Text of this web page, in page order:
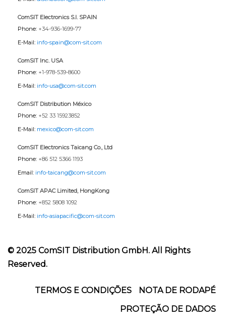
ComSIT Electronics S.l. SPAIN
Phone: +34-936-1699-77
E-Mail: info-spain@com-sit.com
ComSIT Inc. USA
Phone: +1-978-539-8600
E-Mail: info-usa@com-sit.com
ComSIT Distribution México
Phone: +52 33 15923852
E-Mail: mexico@com-sit.com
ComSIT Electronics Taicang Co., Ltd
Phone: +86 512 5366 1193
Email: info-taicang@com-sit.com
ComSIT APAC Limited, HongKong
Phone: +852 5808 1092
E-Mail: info-asiapacific@com-sit.com
© 2025 ComSIT Distribution GmbH. All Rights
Reserved.
Footer
TERMOS E CONDIÇÕES
NOTA DE RODAPÉ
PROTEÇÃO DE DADOS